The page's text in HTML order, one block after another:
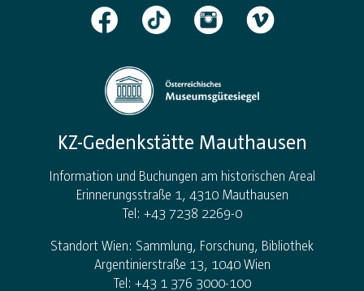
KZ-Gedenkstätte Mauthausen
Information und Buchungen am historischen Areal
Erinnerungsstraße 1, 4310 Mauthausen
Tel: +43 7238 2269-0
Standort Wien: Sammlung, Forschung, Bibliothek
Argentinierstraße 13, 1040 Wien
Tel: +43 1 376 3000-100